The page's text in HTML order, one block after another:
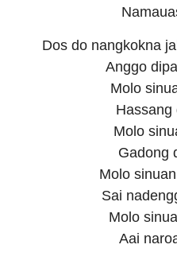
Dos do nangkokna
Anggo
Molo
Hassang
Molo
Gadong
Molo
Sai
Molo
Aai